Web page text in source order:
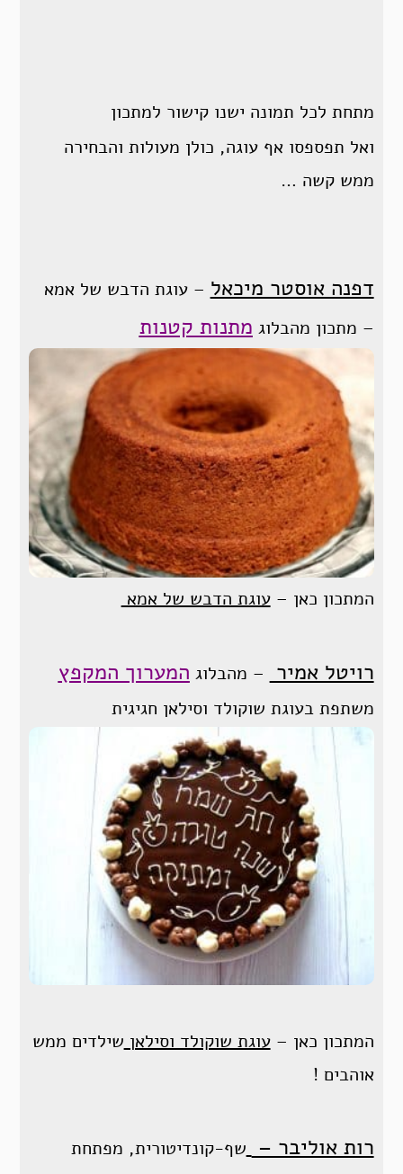
מתחת לכל תמונה ישנו קישור למתכון
ואל תפספסו אף עוגה, כולן מעולות והבחירה
ממש קשה …
דפנה אוסטר מיכאל – עוגת הדבש של אמא
– מתכון מהבלוג מתנות קטנות
המתכון כאן –עוגת הדבש של אמא
רויטל אמיר – מהבלוג המערוך המקפץ
משתפת בעוגת שוקולד וסילאן חגיגית
המתכון כאן –עוגת שוקולד וסילאן שילדים ממש
אוהבים !
רות אוליבר – שף-קונדיטורית, מפתחת